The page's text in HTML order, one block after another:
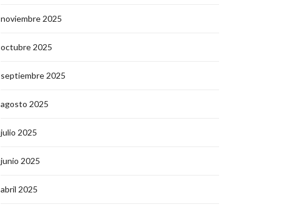
noviembre 2025
octubre 2025
septiembre 2025
agosto 2025
julio 2025
junio 2025
abril 2025